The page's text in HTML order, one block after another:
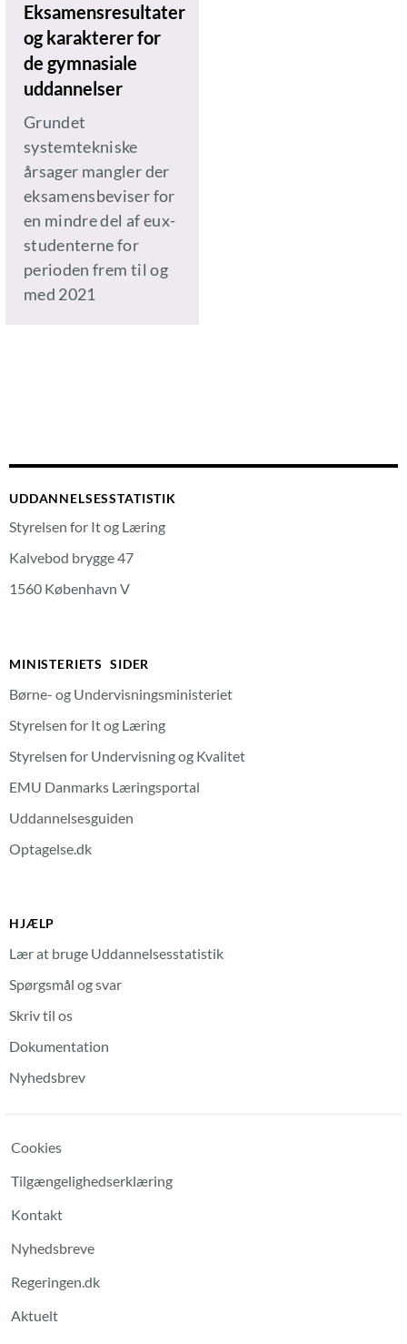
Eksamensresultater
og karakterer for
de gymnasiale
uddannelser
Grundet
systemtekniske
årsager mangler der
eksamensbeviser for
en mindre del af eux-
studenterne for
perioden frem til og
med 2021
UDDANNELSESSTATISTIK
Styrelsen for It og Læring
Kalvebod brygge 47
1560 København V
MINISTERIETS SIDER
Børne- og Undervisningsministeriet
Styrelsen for It og Læring
Styrelsen for Undervisning og Kvalitet
EMU Danmarks Læringsportal
Uddannelsesguiden
Optagelse.dk
HJÆLP
Lær at bruge Uddannelsesstatistik
Spørgsmål og svar
Skriv til os
Dokumentation
Nyhedsbrev
Cookies
Tilgængelighedserklæring
Kontakt
Nyhedsbreve
Regeringen.dk
Aktuelt